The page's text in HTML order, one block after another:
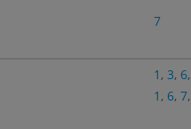
7
1 , 3, 6,
1 , 6, 7,